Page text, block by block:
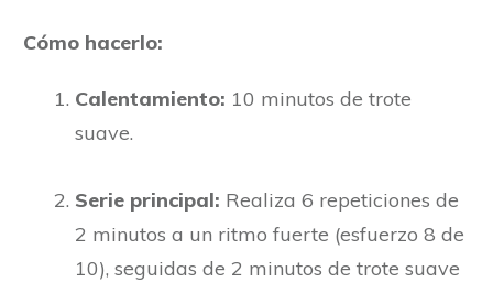
Cómo hacerlo:
Calentamiento: 10 minutos de trote
suave.
Serie principal: Realiza 6 repeticiones de
2 minutos a un ritmo fuerte (esfuerzo 8 de
10), seguidas de 2 minutos de trote suave